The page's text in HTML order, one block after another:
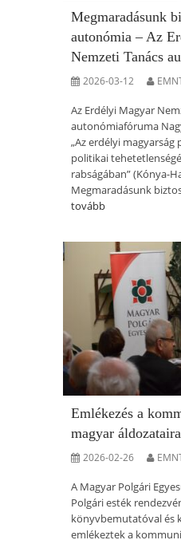
Megmaradásunk
autonómia – Az
Nemzeti Tanács
2026-03-12
Az Erdélyi Magyar
autonómiafóruma
„Az erdélyi
politikai
rabságában” (Kónya-
Megmaradásunk
tovább
Emlékezés a
magyar áldozataira
2026-02-26
A Magyar Polgári
Polgári esték
könyvbemutatóval és
emlékeztek a